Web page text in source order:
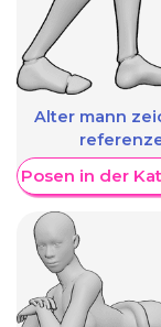
Alter mann
Posen in der